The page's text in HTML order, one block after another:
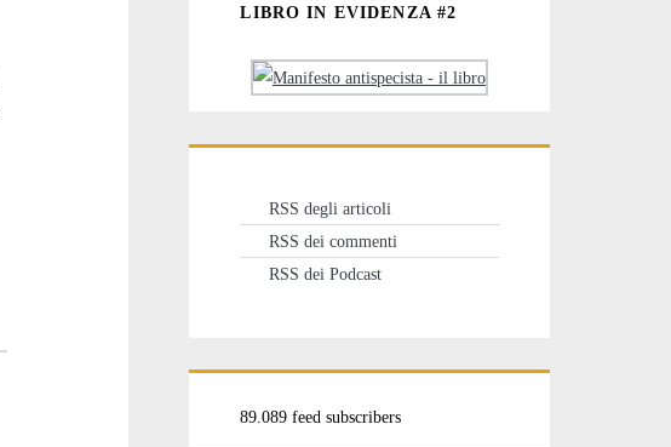
LIBRO IN EVIDENZA #2
RSS degli articoli
RSS dei commenti
RSS dei Podcast
89.089 feed subscribers